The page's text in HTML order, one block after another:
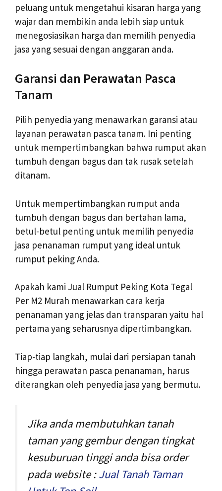
peluang untuk mengetahui kisaran harga yang
wajar dan membikin anda lebih siap untuk
menegosiasikan harga dan memilih penyedia
jasa yang sesuai dengan anggaran anda.
Garansi dan Perawatan Pasca
Tanam
Pilih penyedia yang menawarkan garansi atau
layanan perawatan pasca tanam. Ini penting
untuk mempertimbangkan bahwa rumput akan
tumbuh dengan bagus dan tak rusak setelah
ditanam.
Untuk mempertimbangkan rumput anda
tumbuh dengan bagus dan bertahan lama,
betul-betul penting untuk memilih penyedia
jasa penanaman rumput yang ideal untuk
rumput peking Anda.
Apakah kami Jual Rumput Peking Kota Tegal
Per M2 Murah menawarkan cara kerja
penanaman yang jelas dan transparan yaitu hal
pertama yang seharusnya dipertimbangkan.
Tiap-tiap langkah, mulai dari persiapan tanah
hingga perawatan pasca penanaman, harus
diterangkan oleh penyedia jasa yang bermutu.
Jika anda membutuhkan tanah
taman yang gembur dengan tingkat
kesuburuan tinggi anda bisa order
pada website :Jual Tanah Taman